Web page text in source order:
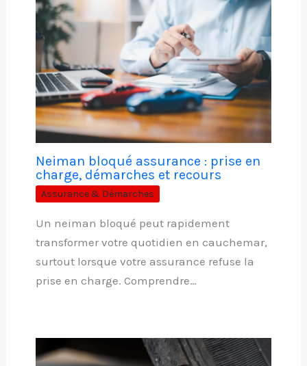
Neiman bloqué assurance : prise en
charge, démarches et recours
Assurance & Démarches
Un neiman bloqué peut rapidement
transformer votre quotidien en cauchemar,
surtout lorsque votre assurance refuse la
prise en charge. Comprendre…